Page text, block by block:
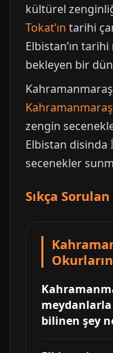
kültürel
Tokat’ın tarihi
Elbistan’ın
bekleyen bir
zengin
Elbistan disinda
secenekler
Sıkça
meydanlarla
bilinen şey